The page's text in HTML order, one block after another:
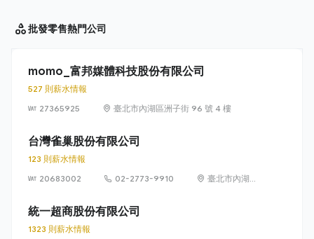
批發零售熱門公司
momo_富邦媒體科技股份有限公司
527 則薪水情報
27365925
臺北市內湖區洲子街 96 號 4 樓
台灣雀巢股份有限公司
123 則薪水情報
20683002
02-2773-9910
臺北市內湖區
統一超商股份有限公司
1323 則薪水情報